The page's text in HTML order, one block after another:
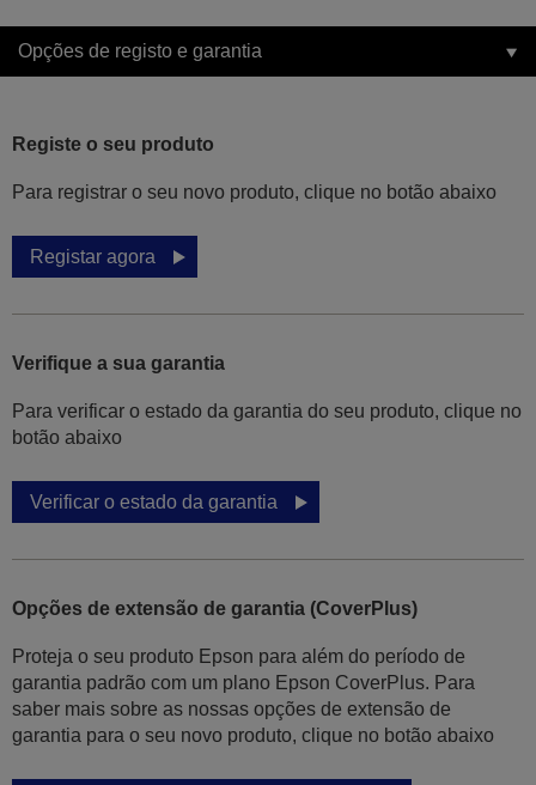
Opções de registo e garantia
Registe o seu produto
Para registrar o seu novo produto, clique no botão abaixo
Registar agora
Verifique a sua garantia
Para verificar o estado da garantia do seu produto, clique no
botão abaixo
Verificar o estado da garantia
Opções de extensão de garantia (CoverPlus)
Proteja o seu produto Epson para além do período de
garantia padrão com um plano Epson CoverPlus. Para
saber mais sobre as nossas opções de extensão de
garantia para o seu novo produto, clique no botão abaixo